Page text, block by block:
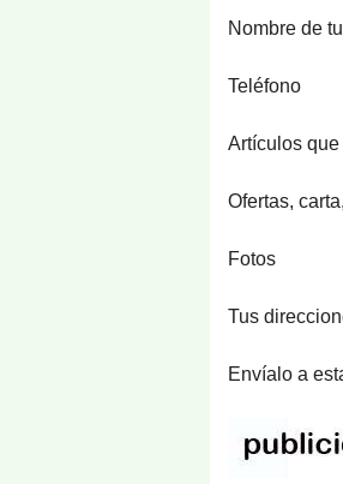
Nombre de
Teléfono
Artículos que
Ofertas,
Fotos
Tus
Envíalo a